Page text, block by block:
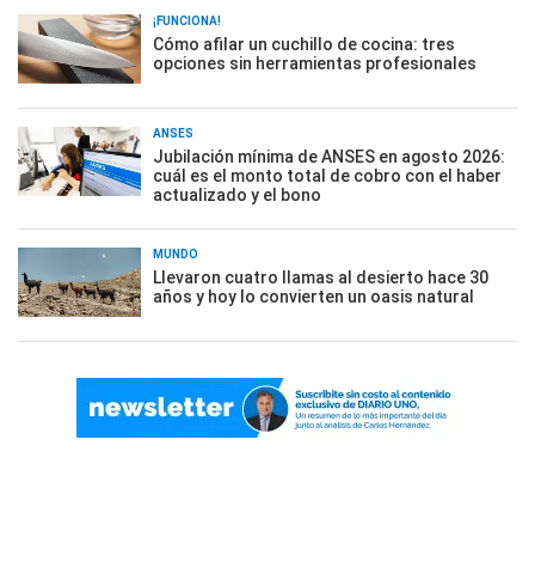
¡FUNCIONA!
Cómo afilar un cuchillo de cocina: tres
opciones sin herramientas profesionales
ANSES
Jubilación mínima de ANSES en agosto 2026:
cuál es el monto total de cobro con el haber
actualizado y el bono
MUNDO
Llevaron cuatro llamas al desierto hace 30
años y hoy lo convierten un oasis natural